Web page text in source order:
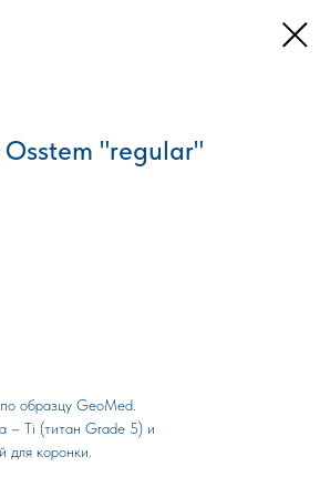
Оsstem "regular"
образцу GeoMed.
– Ti (титан Grade 5) и
коронки.